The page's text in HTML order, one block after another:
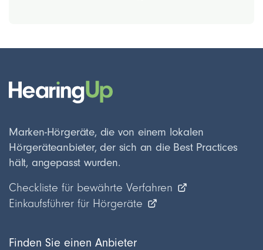
Finden Sie einen Anbieter
Marken-Hörgeräte, die von einem lokalen
Hörgeräteanbieter, der sich an die Best Practices
hält, angepasst wurden.
Checkliste für bewährte Verfahren
Einkaufsführer für Hörgeräte